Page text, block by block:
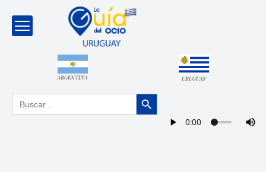
ARGENTINA URUGUAY
Buscar: Botón de búsqueda